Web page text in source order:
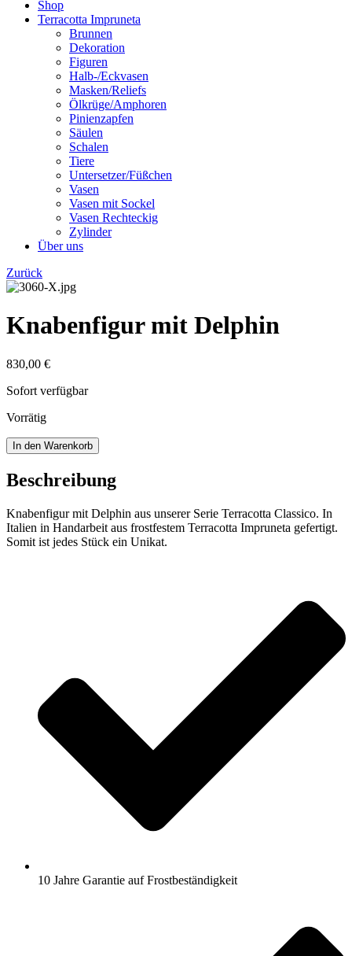
Shop
Terracotta Impruneta
Brunnen
Dekoration
Figuren
Halb-/Eckvasen
Masken/Reliefs
Ölkrüge/Amphoren
Pinienzapfen
Säulen
Schalen
Tiere
Untersetzer/Füßchen
Vasen
Vasen mit Sockel
Vasen Rechteckig
Zylinder
Über uns
Zurück
Knabenfigur mit Delphin
830,00 €
Sofort verfügbar
Vorrätig
Knabenfigur
mit
Delphin
Menge
In den Warenkorb
Beschreibung
Knabenfigur mit Delphin aus unserer Serie Terracotta Classico. In
Italien in Handarbeit aus frostfestem Terracotta Impruneta gefertigt.
Somit ist jedes Stück ein Unikat.
10 Jahre Garantie auf Frostbeständigkeit